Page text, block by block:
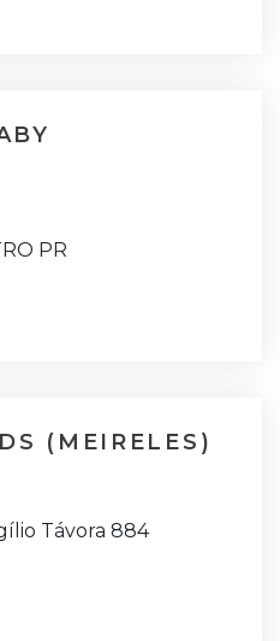
PR
(MEIRELES)
Távora 884